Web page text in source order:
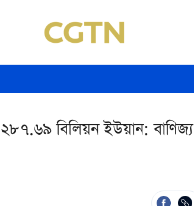
২৮৭.৬৯ বিলিয়ন ইউয়ান: বাণিজ্য